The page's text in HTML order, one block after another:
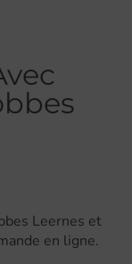
Leernes et
en ligne.